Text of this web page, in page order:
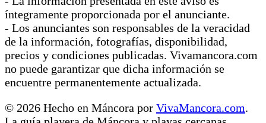
íntegramente proporcionada por el anunciante.
- Los anunciantes son responsables de la veracidad
de la información, fotografías, disponibilidad,
precios y condiciones publicadas. Vivamancora.com
no puede garantizar que dicha información se
encuentre permanentemente actualizada.
© 2026 Hecho en Máncora por VivaMancora.com.